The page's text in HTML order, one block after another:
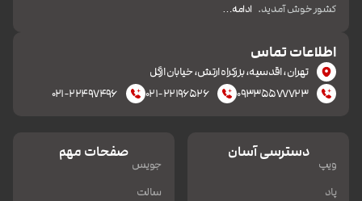
کشور خوش آمدید. ادامه…
اطلاعات تماس
تهران، اقدسیه، بزرکراه ارتش، خیابان ازگل
۰۹۳۳۵۵۷۷۷۲۳
۰۲۱-۲۲۱۹۶۵۲۶ ۰۲۱-۲۲۴۹۷۴۹۶
دسترسی آسان
ویپ
پاد
صفحات مهم
جویس
سالت